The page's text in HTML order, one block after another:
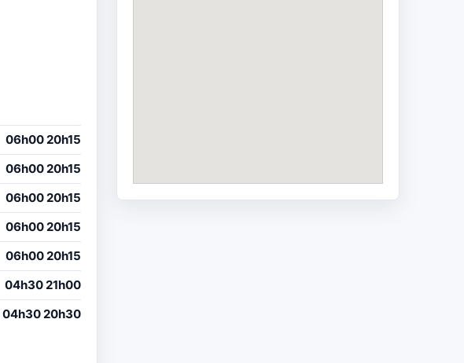
06h00 20h15
06h00 20h15
06h00 20h15
06h00 20h15
06h00 20h15
04h30 21h00
04h30 20h30